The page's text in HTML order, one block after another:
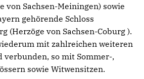
von Sachsen-Meiningen) sowie
gehörende Schloss
(Herzöge von Sachsen-Coburg ).
mit zahlreichen weiteren
verbunden, so mit Sommer-,
sowie Witwensitzen.